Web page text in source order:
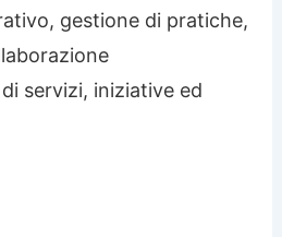
gestione di pratiche,
servizi, iniziative ed